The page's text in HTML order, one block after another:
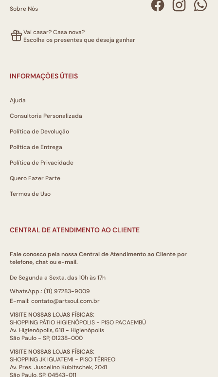
Sobre Nós
Vai casar? Casa nova?
Escolha os presentes que deseja ganhar
INFORMAÇÕES ÚTEIS
Ajuda
Consultoria Personalizada
Política de Devolução
Política de Entrega
Política de Privacidade
Quero Fazer Parte
Termos de Uso
CENTRAL DE ATENDIMENTO AO CLIENTE
Fale conosco pela nossa Central de Atendimento ao Cliente por
telefone, chat ou e-mail.
De Segunda a Sexta, das 10h às 17h
WhatsApp.: (11) 97283-9009
E-mail: contato@artsoul.com.br
VISITE NOSSAS LOJAS FÍSICAS:
SHOPPING PÁTIO HIGIENÓPOLIS - PISO PACAEMBÚ
Av. Higienópolis, 618 - Higienópolis
São Paulo - SP, 01238-000
VISITE NOSSAS LOJAS FÍSICAS:
SHOPPING JK IGUATEMI - PISO TÉRREO
Av. Pres. Juscelino Kubitschek, 2041
São Paulo, SP, 04543-011